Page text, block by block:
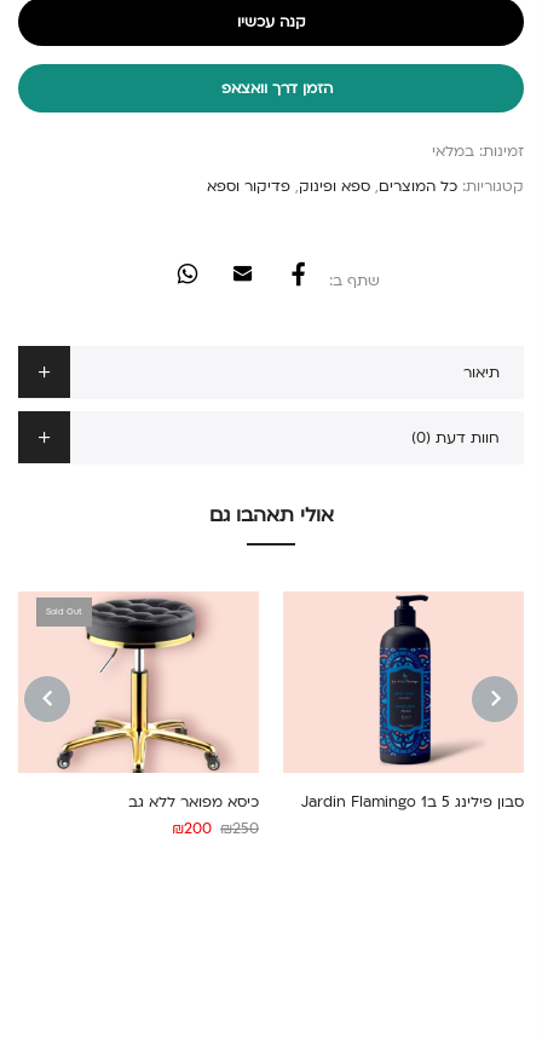
קנה עכשיו
הזמן דרך וואצאפ
זמינות: במלאי
קטגוריות: כל המוצרים, ספא ופינוק, פדיקור וספא
שתף ב:
תיאור
חוות דעת (0)
אולי תאהבו גם
PREVIOUS
סבון פילינג 5 ב1 Jardin Flamingo
Sold Out
כיסא מפואר ללא גב
₪250
המחיר
₪200
NEXT